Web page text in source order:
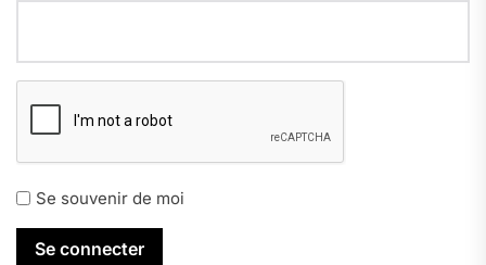
Se souvenir de moi